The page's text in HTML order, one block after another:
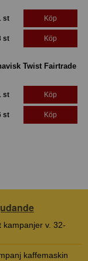
st Köp
st Köp
Twist Fairtrade
st Köp
st Köp
kampanjer v. 32-
kaffemaskin